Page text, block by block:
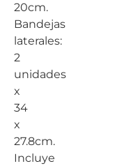
20cm.
Bandejas
laterales:
2
unidades
x
34
x
27.8cm.
Incluye